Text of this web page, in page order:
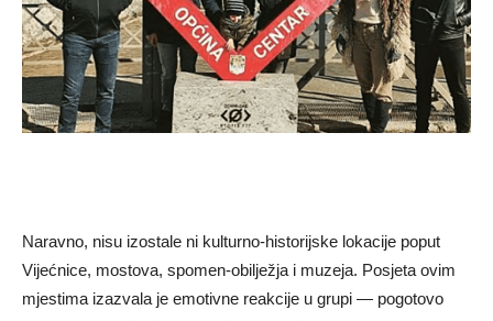
Naravno, nisu izostale ni kulturno-historijske lokacije poput
Vijećnice, mostova, spomen-obilježja i muzeja. Posjeta ovim
mjestima izazvala je emotivne reakcije u grupi — pogotovo